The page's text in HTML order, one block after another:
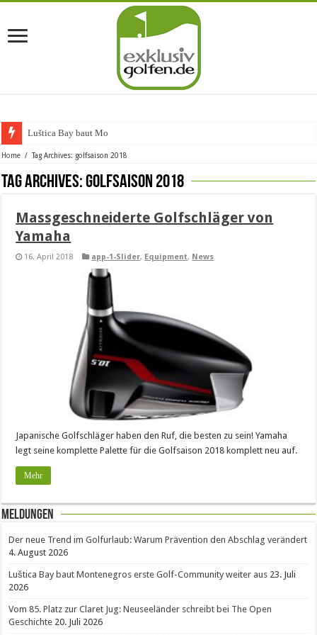
Luštica Bay baut Monten
Home / Tag Archives: golfsaison 2018
Tag Archives:golfsaison 2018
Massgeschneiderte Golfschläger von
Yamaha
16. April 2018 app-1-Slider, Equipment, News
Japanische Golfschläger haben den Ruf, die besten zu sein! Yamaha
legt seine komplette Palette für die Golfsaison 2018 komplett neu auf.
Mehr
Meldungen
Der neue Trend im Golfurlaub: Warum Prävention den Abschlag verändert
4. August 2026
Luštica Bay baut Montenegros erste Golf-Community weiter aus 23. Juli
2026
Vom 85. Platz zur Claret Jug: Neuseeländer schreibt bei The Open
Geschichte 20. Juli 2026